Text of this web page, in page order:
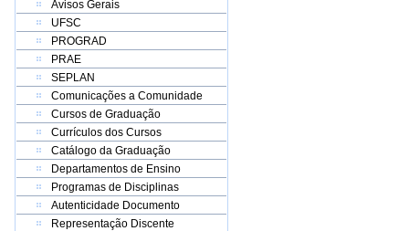
Avisos Gerais
UFSC
PROGRAD
PRAE
SEPLAN
Comunicações a Comunidade
Cursos de Graduação
Currículos dos Cursos
Catálogo da Graduação
Departamentos de Ensino
Programas de Disciplinas
Autenticidade Documento
Representação Discente